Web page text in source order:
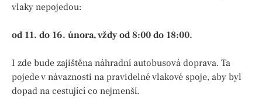
vlaky nepojedou:
od 11. do 16. února, vždy od 8:00 do 18:00.
I zde bude zajištěna náhradní autobusová doprava. Ta
pojede v návaznosti na pravidelné vlakové spoje, aby byl
dopad na cestující co nejmenší.